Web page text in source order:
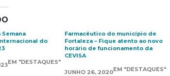
Semana
do
EM "DESTAQUES"
Farmacêutico do município de
Fortaleza – Fique atento ao novo
horário de funcionamento da
CEVISA
JUNHO 26, 2020EM "DESTAQUES"